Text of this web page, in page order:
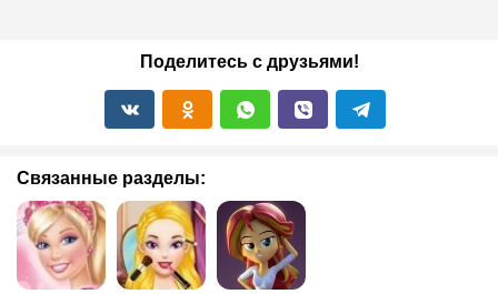
Поделитесь с друзьями!
Связанные разделы: